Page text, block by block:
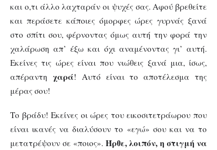
και ο,τι άλλο λαχταράν οι ψυχές σας. Αφού βρεθείτε
και περάσετε κάποιες όμορφες ώρες γυρνάς ξανά
στο σπίτι σου, φέρνοντας όμως αυτή την φορά την
χαλάρωση απ’ έξω και όχι αναμένοντας γι’ αυτή.
Εκείνες τις ώρες είναι που νιώθεις ξανά μια, ίσως,
απέραντη χαρά! Αυτό είναι το αποτέλεσμα της
μέρας σου!
Το βράδυ! Εκείνες οι ώρες του εικοσιτετράωρου που
είναι ικανές να διαλύσουν το «εγώ» σου και να το
μετατρέψουν σε «ποιος». Ήρθε, λοιπόν, η στιγμή να